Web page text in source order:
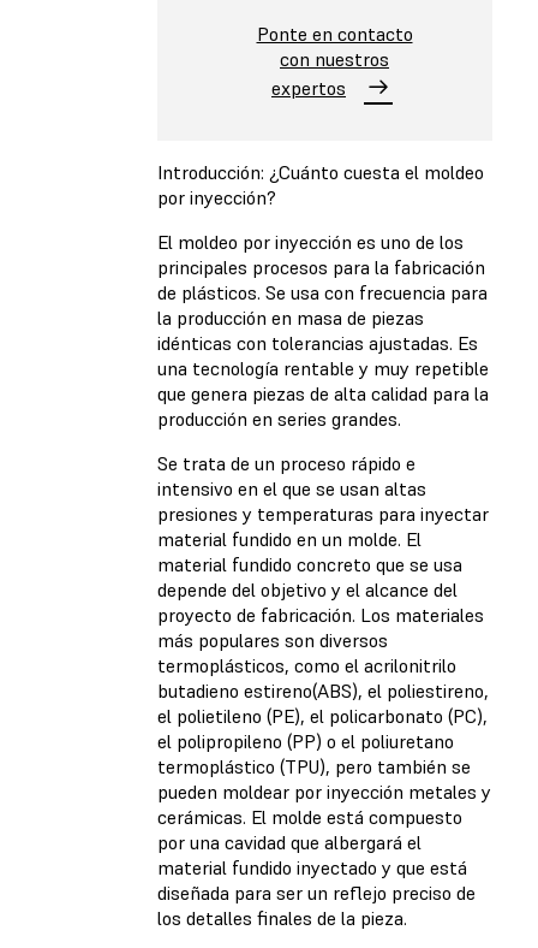
Ponte en contacto
con nuestros
expertos
Introducción: ¿Cuánto cuesta el moldeo
por inyección?
El moldeo por inyección es uno de los
principales procesos para la fabricación
de plásticos. Se usa con frecuencia para
la producción en masa de piezas
idénticas con tolerancias ajustadas. Es
una tecnología rentable y muy repetible
que genera piezas de alta calidad para la
producción en series grandes.
Se trata de un proceso rápido e
intensivo en el que se usan altas
presiones y temperaturas para inyectar
material fundido en un molde. El
material fundido concreto que se usa
depende del objetivo y el alcance del
proyecto de fabricación. Los materiales
más populares son diversos
termoplásticos, como el acrilonitrilo
butadieno estireno(ABS), el poliestireno,
el polietileno (PE), el policarbonato (PC),
el polipropileno (PP) o el poliuretano
termoplástico (TPU), pero también se
pueden moldear por inyección metales y
cerámicas. El molde está compuesto
por una cavidad que albergará el
material fundido inyectado y que está
diseñada para ser un reflejo preciso de
los detalles finales de la pieza.